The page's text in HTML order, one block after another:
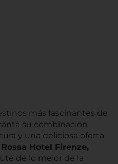
más fascinantes de
su combinación
y una deliciosa oferta
Hotel Firenze,
de lo mejor de la